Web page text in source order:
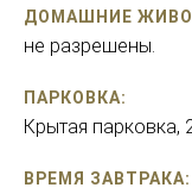
ДОМАШНИЕ
не разрешены.
ПАРКОВКА:
Крытая парковка,
ВРЕМЯ ЗАВТРАКА: